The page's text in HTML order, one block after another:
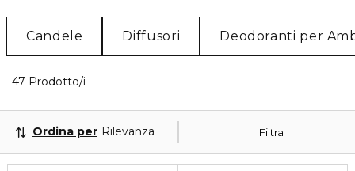
Candele Diffusori Deodoranti per
47 Prodotto/i
Filtra
Ordina per Rilevanza